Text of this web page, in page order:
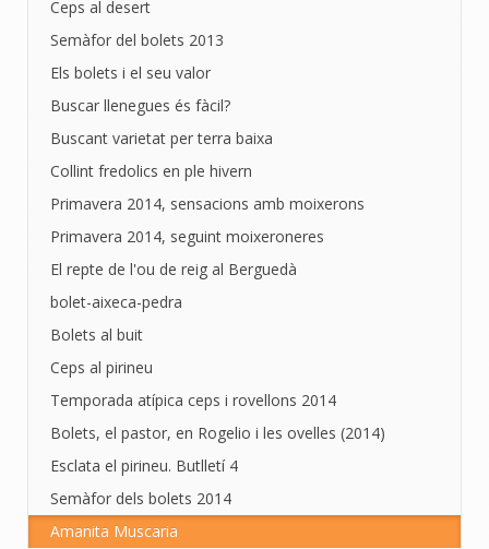
Ceps al desert
Semàfor del bolets 2013
Els bolets i el seu valor
Buscar llenegues és fàcil?
Buscant varietat per terra baixa
Collint fredolics en ple hivern
Primavera 2014, sensacions amb moixerons
Primavera 2014, seguint moixeroneres
El repte de l'ou de reig al Berguedà
bolet-aixeca-pedra
Bolets al buit
Ceps al pirineu
Temporada atípica ceps i rovellons 2014
Bolets, el pastor, en Rogelio i les ovelles (2014)
Esclata el pirineu. Butlletí 4
Semàfor dels bolets 2014
Amanita Muscaria